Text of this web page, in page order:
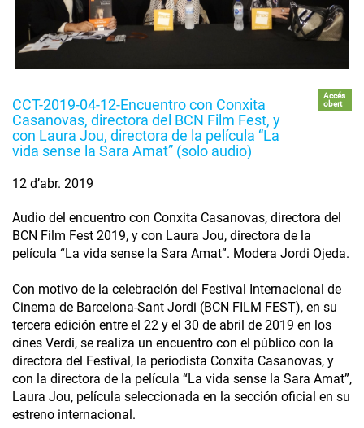
CCT-2019-04-12-Encuentro con Conxita
Casanovas, directora del BCN Film Fest, y
con Laura Jou, directora de la película “La
vida sense la Sara Amat” (solo audio)
Accés
obert
12 d’abr. 2019
Audio del encuentro con Conxita Casanovas, directora del
BCN Film Fest 2019, y con Laura Jou, directora de la
película “La vida sense la Sara Amat”. Modera Jordi Ojeda.
Con motivo de la celebración del Festival Internacional de
Cinema de Barcelona-Sant Jordi (BCN FILM FEST), en su
tercera edición entre el 22 y el 30 de abril de 2019 en los
cines Verdi, se realiza un encuentro con el público con la
directora del Festival, la periodista Conxita Casanovas, y
con la directora de la película “La vida sense la Sara Amat”,
Laura Jou, película seleccionada en la sección oficial en su
estreno internacional.